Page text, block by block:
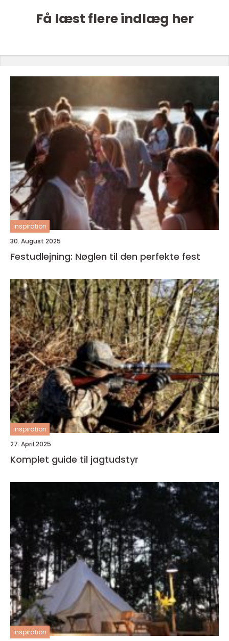
Få læst flere indlæg her
inspiration
30. August 2025
Festudlejning: Nøglen til den perfekte fest
inspiration
27. April 2025
Komplet guide til jagtudstyr
inspiration